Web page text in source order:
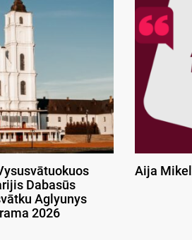
Dabasūs
Aglyunys
2026
Aija